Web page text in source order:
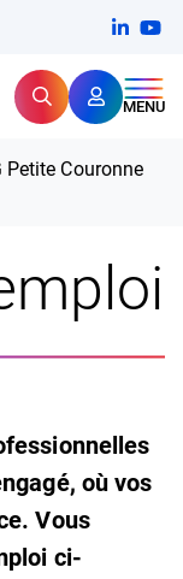
RechercherMENU
pour
Couronne
où vos
Vous
ci-